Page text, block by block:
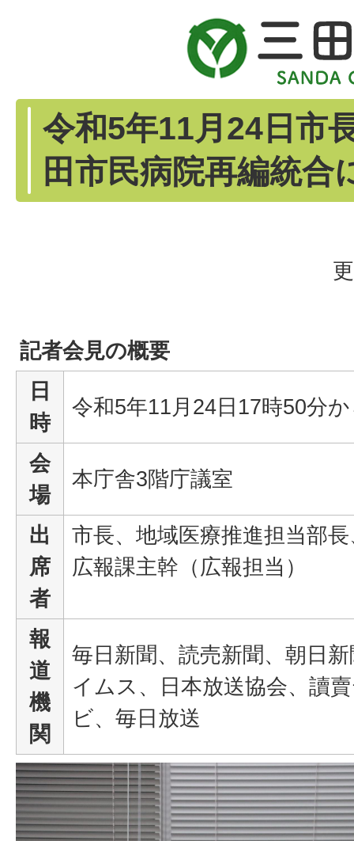
令和5年11月24日市
田市民病院再編統合
記者会見の概要
日
時
令和5年11月24日17時50分
会
場
本庁舎3階庁議室
出
席
者
市長、地域医療推進担当部
広報課主幹（広報担当）
報
道
機
関
毎日新聞、読売新聞、朝日
イムス、日本放送協会、讀
ビ、毎日放送